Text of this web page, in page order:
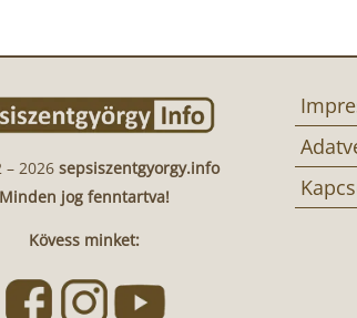
2026 sepsiszentgyorgy.info
Minden jog fenntartva!
Kövess minket: